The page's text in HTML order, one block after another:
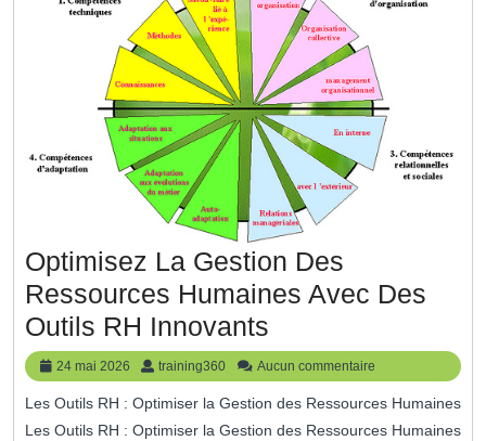
Optimisez La Gestion Des
Ressources Humaines Avec Des
Outils RH Innovants
La
Gestion
Des
24 mai 2026
24
mai
2026
training360 training360
Aucun commentaire
Les Outils RH : Optimiser la Gestion des Ressources Humaines
Les Outils RH : Optimiser la Gestion des Ressources Humaines